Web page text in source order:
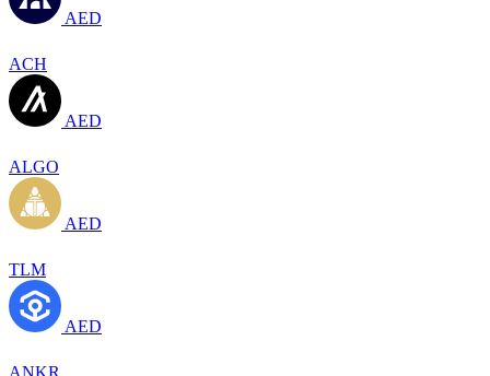
AED
ACH
AED
ALGO
AED
TLM
AED
ANKR